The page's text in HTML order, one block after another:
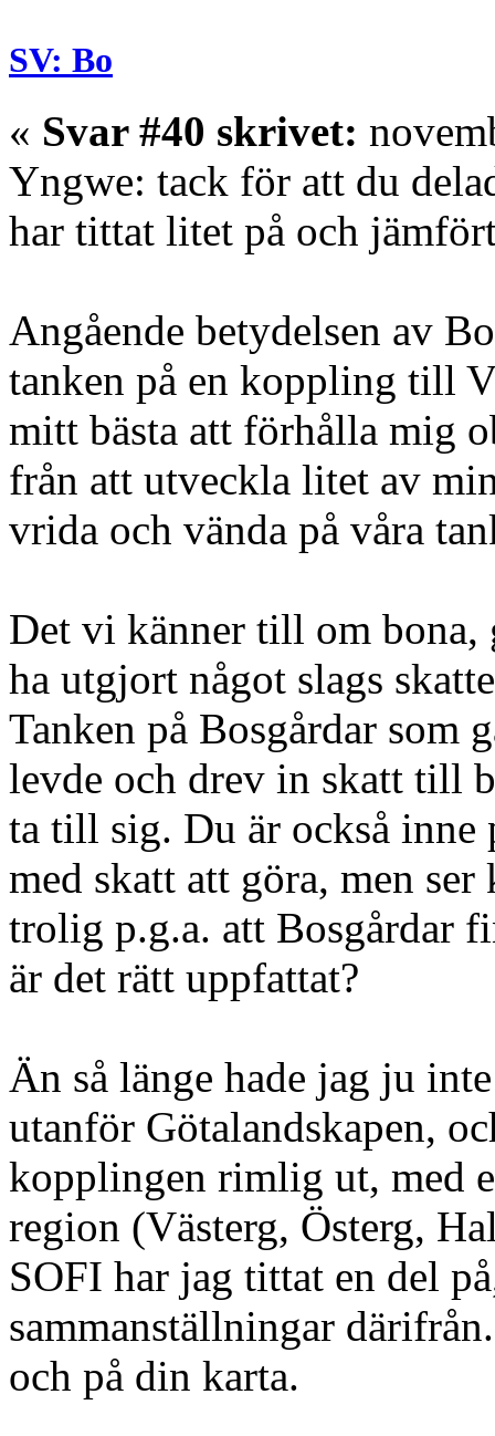
SV: Bo
« Svar #40 skrivet:
Yngwe: tack för att du
har tittat litet på och
Angående betydelsen av
tanken på en koppling till
mitt bästa att förhålla mig
från att utveckla litet av
vrida och vända på våra
Det vi känner till om bona,
ha utgjort något slags
Tanken på Bosgårdar som
levde och drev in skatt till
ta till sig. Du är också inne
med skatt att göra, men
trolig p.g.a. att Bosgårdar
är det rätt uppfattat?
Än så länge hade jag ju
utanför Götalandskapen,
kopplingen rimlig ut, med
region (Västerg, Österg,
SOFI har jag tittat en del
sammanställningar
och på din karta.